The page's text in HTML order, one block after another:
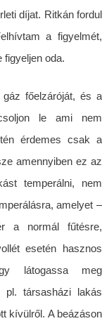
díjat. Ritkán fordul
a figyelmét,
figyeljen oda.
főelzáróját, és a
le ami nem
érdemes csak a
amennyiben ez az
temperálni, nem
amelyet –
a normál fűtésre,
esetén hasznos
látogassa meg
pl. társasházi lakás
kívülről. A beázáson